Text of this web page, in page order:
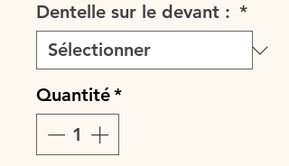
Dentelle sur le devant : *
Quantité*